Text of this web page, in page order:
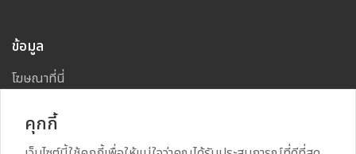
ข้อมูล
โฆษณาที่นี่
คุกกี้